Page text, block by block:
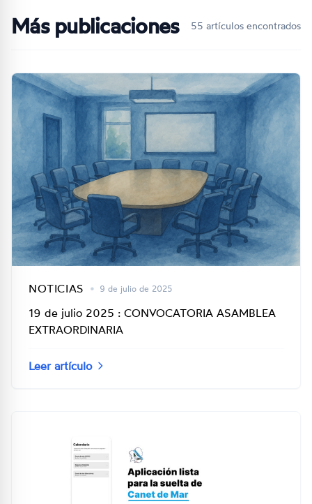
Más publicaciones 55 artículos encontrados
NOTICIAS • 9 de julio de 2025
19 de julio 2025 : CONVOCATORIA ASAMBLEA
EXTRAORDINARIA
Leer artículo